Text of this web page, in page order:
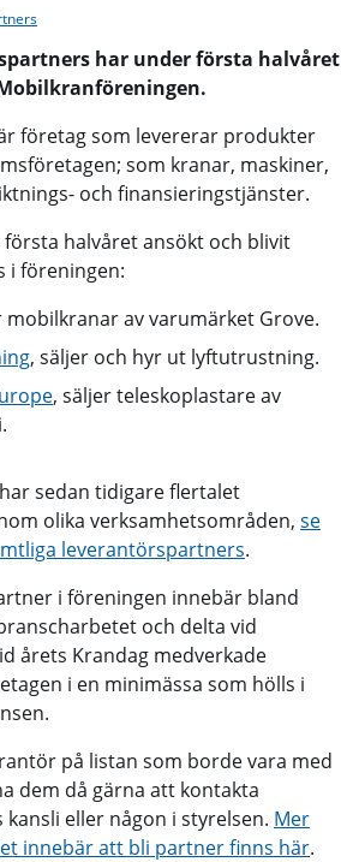
har under första halvåret
företag som levererar produkter
som kranar, maskiner,
och finansieringstjänster.
halvåret ansökt och blivit
i föreningen:
mobilkranar av varumärket Grove.
, säljer och hyr ut lyftutrustning.
, säljer teleskoplastare av
sedan tidigare flertalet
olika verksamhetsområden, se
leverantörspartners.
i föreningen innebär bland
och delta vid
årets Krandag medverkade
i en minimässa som hölls i
på listan som borde vara med
dem då gärna att kontakta
eller någon i styrelsen. Mer
innebär att bli partner finns här.